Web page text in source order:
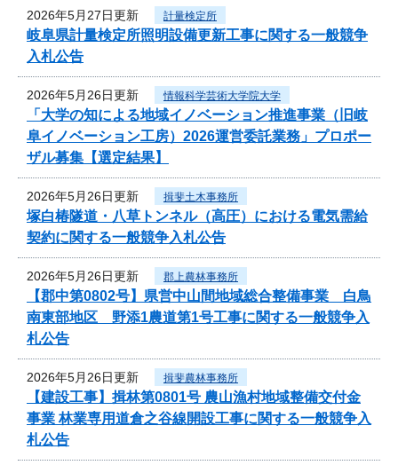
2026年5月27日更新 計量検定所
岐阜県計量検定所照明設備更新工事に関する一般競争
入札公告
2026年5月26日更新 情報科学芸術大学院大学
「大学の知による地域イノベーション推進事業（旧岐
阜イノベーション工房）2026運営委託業務」プロポー
ザル募集【選定結果】
2026年5月26日更新 揖斐土木事務所
塚白椿隧道・八草トンネル（高圧）における電気需給
契約に関する一般競争入札公告
2026年5月26日更新 郡上農林事務所
【郡中第0802号】県営中山間地域総合整備事業 白鳥
南東部地区 野添1農道第1号工事に関する一般競争入
札公告
2026年5月26日更新 揖斐農林事務所
【建設工事】揖林第0801号 農山漁村地域整備交付金
事業 林業専用道倉之谷線開設工事に関する一般競争入
札公告